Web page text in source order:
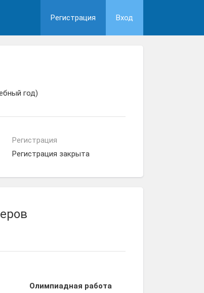
Регистрация Вход
год)
Регистрация
Регистрация закрыта
Олимпиадная работа